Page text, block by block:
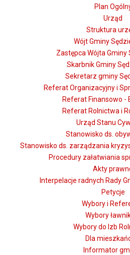
Plan
Urząd
Struktura
Wójt Gminy
Zastępca Wójta Gminy
Skarbnik Gminy
Sekretarz gminy
Referat Organizacyjny i
Referat Finansowo -
Referat Rolnictwa i
Urząd Stanu
Stanowisko ds.
Stanowisko ds. zarządzania
Procedury załatwiania
Akty
Interpelacje radnych Rady
Petycje
Wybory i
Wybory
Wybory do Izb
Dla
Informator